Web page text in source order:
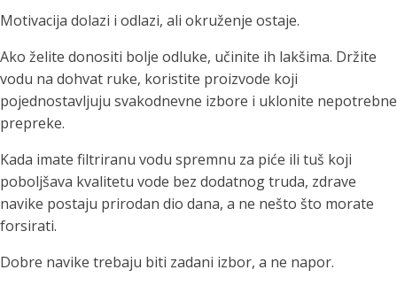
Motivacija dolazi i odlazi, ali okruženje ostaje.
Ako želite donositi bolje odluke, učinite ih lakšima. Držite
vodu na dohvat ruke, koristite proizvode koji
pojednostavljuju svakodnevne izbore i uklonite nepotrebne
prepreke.
Kada imate filtriranu vodu spremnu za piće ili tuš koji
poboljšava kvalitetu vode bez dodatnog truda, zdrave
navike postaju prirodan dio dana, a ne nešto što morate
forsirati.
Dobre navike trebaju biti zadani izbor, a ne napor.